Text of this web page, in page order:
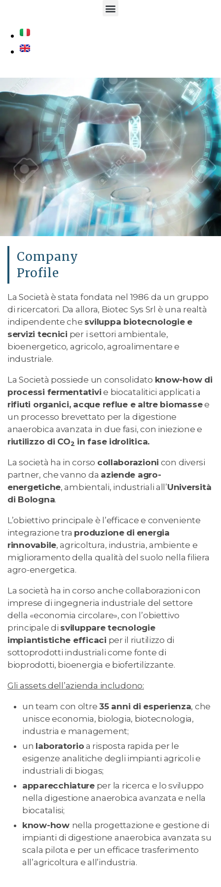
Company
Profile
La Società è stata fondata nel 1986 da un gruppo
di ricercatori. Da allora, Biotec Sys Srl è una realtà
indipendente che sviluppa biotecnologie e
servizi tecnici per i settori ambientale,
bioenergetico, agricolo, agroalimentare e
industriale.
La Società possiede un consolidato know-how di
processi fermentativi e biocatalitici applicati a
rifiuti organici, acque reflue e altre biomassee
un processo brevettato per la digestione
anaerobica avanzata in due fasi, con iniezione e
riutilizzo di CO2 in fase idrolitica.
La società ha in corso collaborazioni con diversi
partner, che vanno da aziende agro-
energetiche, ambientali, industriali all’Università
di Bologna.
L’obiettivo principale è l’efficace e conveniente
integrazione tra produzione di energia
rinnovabile, agricoltura, industria, ambiente e
miglioramento della qualità del suolo nella filiera
agro-energetica.
La società ha in corso anche collaborazioni con
imprese di ingegneria industriale del settore
della «economia circolare», con l’obiettivo
principale di sviluppare tecnologie
impiantistiche efficaci per il riutilizzo di
sottoprodotti industriali come fonte di
bioprodotti, bioenergia e biofertilizzante.
Gli assets dell’azienda includono:
un team con oltre35 anni di esperienza, che
unisce economia, biologia, biotecnologia,
industria e management;
un laboratorio a risposta rapida per le
esigenze analitiche degli impianti agricoli e
industriali di biogas;
apparecchiatureper la ricerca e lo sviluppo
nella digestione anaerobica avanzata e nella
biocatalisi;
know-how nella progettazione e gestione di
impianti di digestione anaerobica avanzata su
scala pilota e per un efficace trasferimento
all’agricoltura e all’industria.